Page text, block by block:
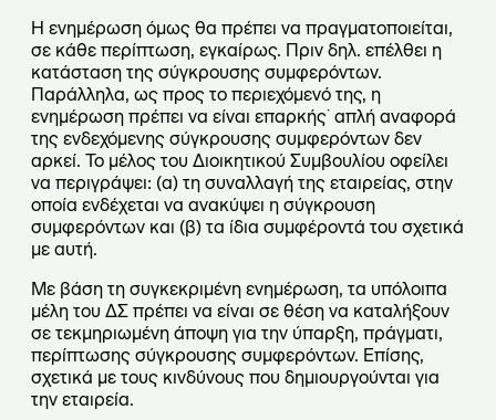
Η ενημέρωση όμως θα πρέπει να πραγματοποιείται,
σε κάθε περίπτωση, εγκαίρως. Πριν δηλ. επέλθει η
κατάσταση της σύγκρουσης συμφερόντων.
Παράλληλα, ως προς το περιεχόμενό της, η
ενημέρωση πρέπει να είναι επαρκής˙ απλή αναφορά
της ενδεχόμενης σύγκρουσης συμφερόντων δεν
αρκεί. Το μέλος του Διοικητικού Συμβουλίου οφείλει
να περιγράψει: (α) τη συναλλαγή της εταιρείας, στην
οποία ενδέχεται να ανακύψει η σύγκρουση
συμφερόντων και (β) τα ίδια συμφέροντά του σχετικά
με αυτή.
Με βάση τη συγκεκριμένη ενημέρωση, τα υπόλοιπα
μέλη του ΔΣ πρέπει να είναι σε θέση να καταλήξουν
σε τεκμηριωμένη άποψη για την ύπαρξη, πράγματι,
περίπτωσης σύγκρουσης συμφερόντων. Επίσης,
σχετικά με τους κινδύνους που δημιουργούνται για
την εταιρεία.